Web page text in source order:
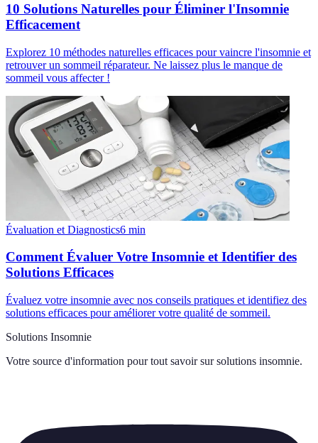
10 Solutions Naturelles pour Éliminer l'Insomnie
Efficacement
Explorez 10 méthodes naturelles efficaces pour vaincre l'insomnie et
retrouver un sommeil réparateur. Ne laissez plus le manque de
sommeil vous affecter !
Évaluation et Diagnostics6 min
Comment Évaluer Votre Insomnie et Identifier des
Solutions Efficaces
Évaluez votre insomnie avec nos conseils pratiques et identifiez des
solutions efficaces pour améliorer votre qualité de sommeil.
Solutions Insomnie
Votre source d'information pour tout savoir sur solutions insomnie.